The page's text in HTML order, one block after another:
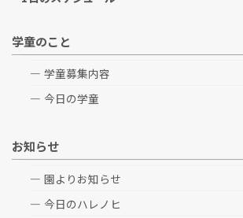
学童のこと
学童募集内容
今日の学童
お知らせ
園よりお知らせ
今日のハレノヒ